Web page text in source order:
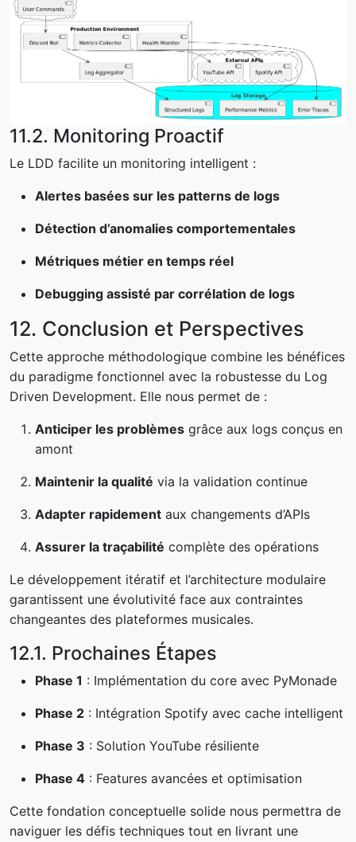
11.2. Monitoring Proactif
Le LDD facilite un monitoring intelligent :
Alertes basées sur les patterns de logs
Détection d’anomalies comportementales
Métriques métier en temps réel
Debugging assisté par corrélation de logs
12. Conclusion et Perspectives
Cette approche méthodologique combine les bénéfices
du paradigme fonctionnel avec la robustesse du Log
Driven Development. Elle nous permet de :
Anticiper les problèmes grâce aux logs conçus en
amont
Maintenir la qualité via la validation continue
Adapter rapidement aux changements d’APIs
Assurer la traçabilité complète des opérations
Le développement itératif et l’architecture modulaire
garantissent une évolutivité face aux contraintes
changeantes des plateformes musicales.
12.1. Prochaines Étapes
Phase 1 : Implémentation du core avec PyMonade
Phase 2 : Intégration Spotify avec cache intelligent
Phase 3 : Solution YouTube résiliente
Phase 4 : Features avancées et optimisation
Cette fondation conceptuelle solide nous permettra de
naviguer les défis techniques tout en livrant une